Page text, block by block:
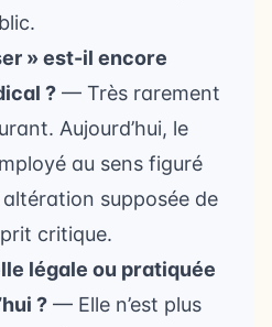
» est-il encore
? — Très rarement
Aujourd’hui, le
au sens figuré
supposée de
critique.
légale ou pratiquée
? — Elle n’est plus